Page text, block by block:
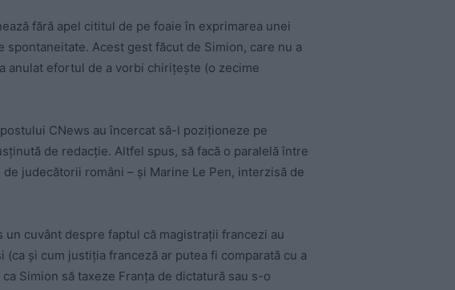
fără apel cititul de pe foaie în exprimarea unei
Acest gest făcut de Simion, care nu a
anulat efortul de a vorbi chirițește (o zecime
CNews au încercat să-l poziționeze pe
de redacție. Altfel spus, să facă o paralelă între
judecătorii români – și Marine Le Pen, interzisă de
cuvânt despre faptul că magistrații francezi au
și cum justiția franceză ar putea fi comparată cu a
Simion să taxeze Franța de dictatură sau s-o